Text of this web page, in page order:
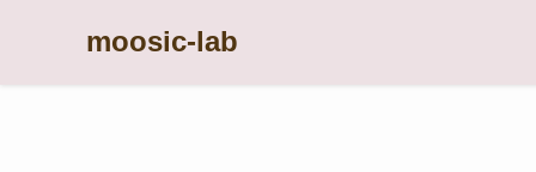
moosic-lab